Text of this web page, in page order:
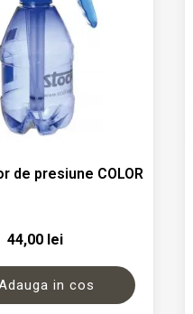
rapida
de presiune COLOR
44,00 lei
in cos